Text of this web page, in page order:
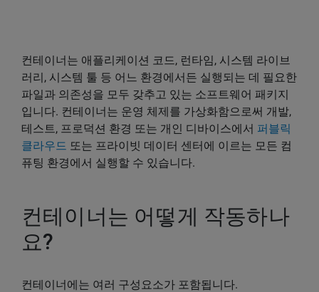
컨테이너는 애플리케이션 코드, 런타임, 시스템 라이브
러리, 시스템 툴 등 어느 환경에서든 실행되는 데 필요한
파일과 의존성을 모두 갖추고 있는 소프트웨어 패키지
입니다. 컨테이너는 운영 체제를 가상화함으로써 개발,
테스트, 프로덕션 환경 또는 개인 디바이스에서 퍼블릭
클라우드 또는 프라이빗 데이터 센터에 이르는 모든 컴
퓨팅 환경에서 실행할 수 있습니다.
컨테이너는 어떻게 작동하나
요?
컨테이너에는 여러 구성요소가 포함됩니다.